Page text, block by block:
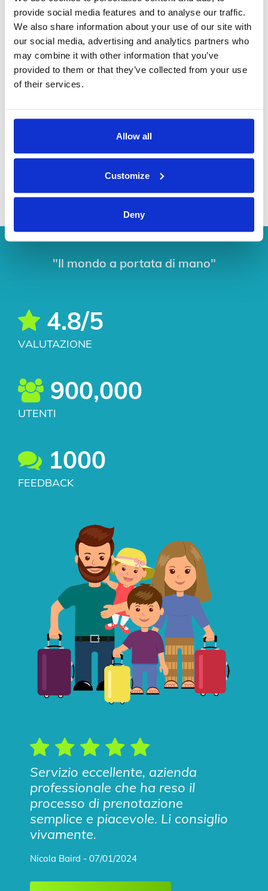
provide social media features and to analyse our traffic.
We also share information about your use of our site with
our social media, advertising and analytics partners who
may combine it with other information that you’ve
provided to them or that they’ve collected from your use
of their services.
Allow all
Customize
Deny
Monovolume Executive
"Il mondo a portata di mano"
4.8/5
VALUTAZIONE
900,000
UTENTI
1000
FEEDBACK
Servizio eccellente, azienda
professionale che ha reso il
processo di prenotazione
semplice e piacevole. Li consiglio
vivamente.
Nicola Baird - 07/01/2024